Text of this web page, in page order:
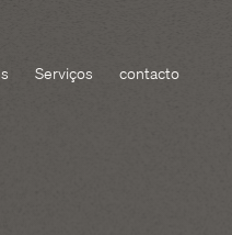
Serviços contacto